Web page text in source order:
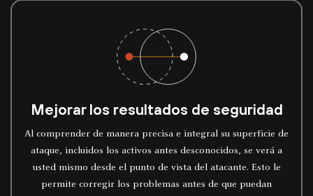
Mejorar los resultados de seguridad
Al comprender de manera precisa e integral su superficie de
ataque, incluidos los activos antes desconocidos, se verá a
usted mismo desde el punto de vista del atacante. Esto le
permite corregir los problemas antes de que puedan